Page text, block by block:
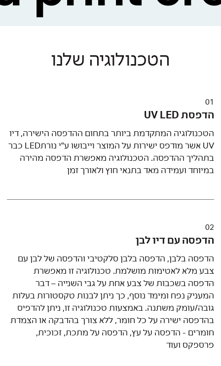
כלפי הסביבה וכלפי הקהילה – ממחזרים
אוכלוסיות מוחלשות.
בזכות הגב הלוגיסטי הרחב שלנו, יש באפשרותנו
לתת מענה למגוון אתגרים וצרכים, ובזכות
מחלקת הייצור וההנדסה שלנו, יש באפשרותנו
לתת מענה טכני לכל רעיון – שאפתני ככל
הטכנולוגיה שלנו
01
הדפסת UV LED
הטכנולוגיה המתקדמת ביותר בתחום ההדפסה הישירה, דיו
UV אשר מודפס ישירות על המוצר וייבושו ע"י נורתLED כבר
בתהליך ההדפסה. הטכנולוגיה מאפשרת הדפסה מהירה
במיוחד ועמידה מאד בתנאי חוץ ולאורך זמן
02
הדפסה עם דיו לבן
הדפסה בלבן, הדפסה בלבן סלקטיבי והדפסה של לבן עם
צבע מלא לאטימות מושלמת. טכנולוגיה זו מאפשרת
הדפסה בשכבות של צבע אחת על גבי השנייה – דבר
המעניק נפח ומימד נוסף, כך ניתן לבנות טקסטורות בעלות
גובה/עומק משתנה. באמצעות טכנולוגיה זו, ניתן להדפיס
בהדפסה ישירה על כל חומר, ללא צורך בהדבקה או הצמדת
חומרים - הדפסה על עץ, הדפסה על מתכת, זכוכית,
פרספקס ועוד